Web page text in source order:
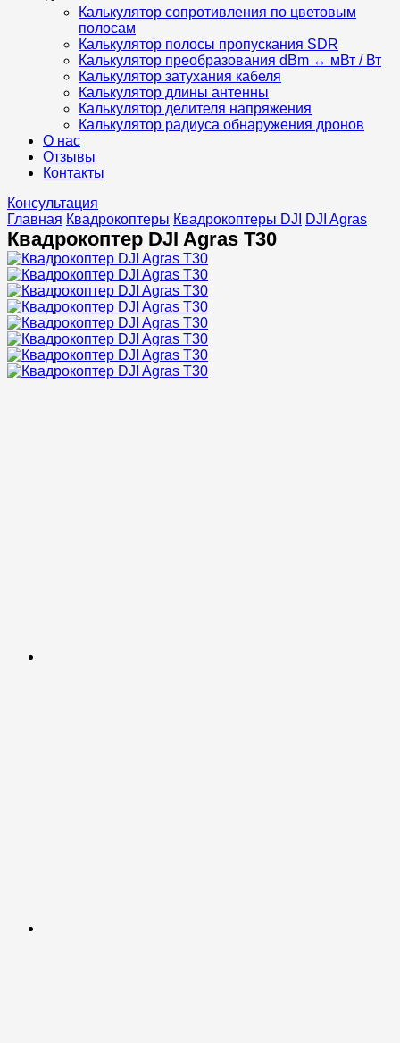
Калькулятор сопротивления по цветовым
полосам
Калькулятор полосы пропускания SDR
Калькулятор преобразования dBm ↔ мВт / Вт
Калькулятор затухания кабеля
Калькулятор длины антенны
Калькулятор делителя напряжения
Калькулятор радиуса обнаружения дронов
О нас
Отзывы
Контакты
Консультация
Главная Квадрокоптеры Квадрокоптеры DJI DJI Agras
Квадрокоптер DJI Agras T30